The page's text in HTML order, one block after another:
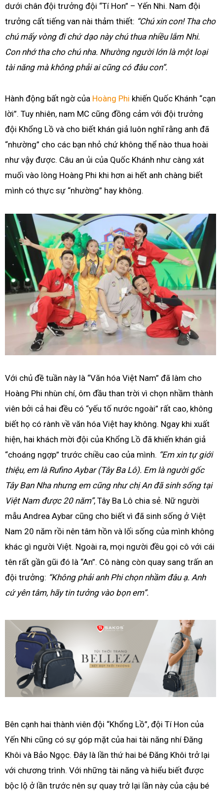
dưới chân đội trưởng đội “Tí Hon” – Yến Nhi. Nam đội
trưởng cất tiếng van nài thảm thiết: “Chú xin con! Tha cho
chú mấy vòng đi chứ dạo này chú thua nhiều lắm Nhi.
Con nhớ tha cho chú nha. Nhường người lớn là một loại
tài năng mà không phải ai cũng có đâu con”.
Hành động bất ngờ của Hoàng Phi khiến Quốc Khánh “cạn
lời”. Tuy nhiên, nam MC cũng đồng cảm với đội trưởng
đội Khổng Lồ và cho biết khán giả luôn nghĩ rằng anh đã
“nhường” cho các bạn nhỏ chứ không thể nào thua hoài
như vậy được. Câu an ủi của Quốc Khánh như càng xát
muối vào lòng Hoàng Phi khi hơn ai hết anh chàng biết
mình có thực sự “nhường” hay không.
Với chủ đề tuần này là “Văn hóa Việt Nam” đã làm cho
Hoàng Phi nhùn chí, ôm đầu than trời vì chọn nhầm thành
viên bởi cả hai đều có “yếu tố nước ngoài” rất cao, không
biết họ có rành về văn hóa Việt hay không. Ngay khi xuất
hiện, hai khách mời đội của Khổng Lồ đã khiến khán giả
“choáng ngợp” trước chiều cao của mình. “Em xin tự giới
thiệu, em là Rufino Aybar (Tây Ba Lô). Em là người gốc
Tây Ban Nha nhưng em cũng như chị An đã sinh sống tại
Việt Nam được 20 năm”, Tây Ba Lô chia sẻ. Nữ người
mẫu Andrea Aybar cũng cho biết vì đã sinh sống ở Việt
Nam 20 năm rồi nên tâm hồn và lối sống của mình không
khác gì người Việt. Ngoài ra, mọi người đều gọi cô với cái
tên rất gần gũi đó là “An”. Cô nàng còn quay sang trấn an
đội trưởng: “Không phải anh Phi chọn nhầm đâu ạ. Anh
cứ yên tâm, hãy tin tưởng vào bọn em”.
Bên cạnh hai thành viên đội “Khổng Lồ”, đội Tí Hon của
Yến Nhi cũng có sự góp mặt của hai tài năng nhí Đăng
Khôi và Bảo Ngọc. Đây là lần thứ hai bé Đăng Khôi trở lại
với chương trình. Với những tài năng và hiểu biết được
bộc lộ ở lần trước nên sự quay trở lại lần này của cậu bé